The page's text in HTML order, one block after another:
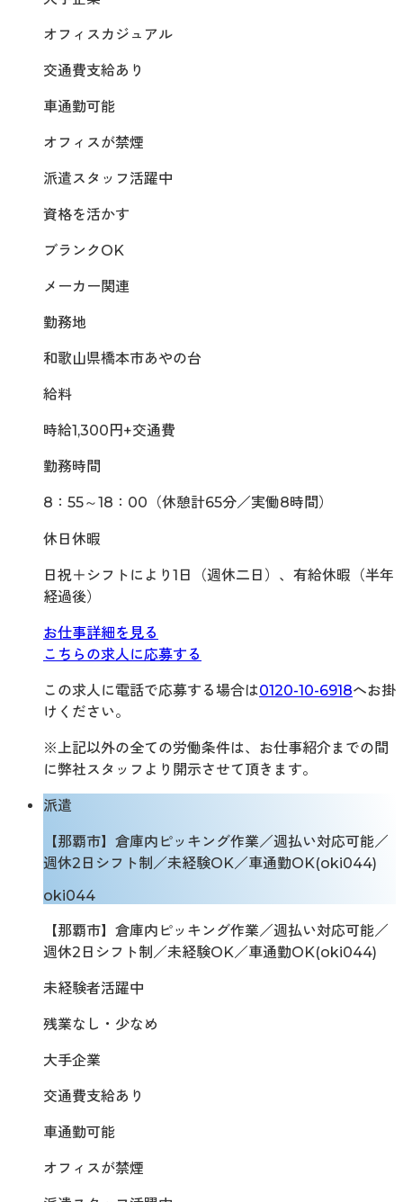
オフィスカジュアル
交通費支給あり
車通勤可能
オフィスが禁煙
派遣スタッフ活躍中
資格を活かす
ブランクOK
メーカー関連
勤務地
和歌山県橋本市あやの台
給料
時給1,300円+交通費
勤務時間
8：55～18：00（休憩計65分／実働8時間）
休日休暇
日祝＋シフトにより1日（週休二日）、有給休暇（半年
経過後）
お仕事詳細を見る
こちらの求人に応募する
この求人に電話で応募する場合は0120-10-6918へお掛
けください。
※上記以外の全ての労働条件は、お仕事紹介までの間
に弊社スタッフより開示させて頂きます。
派遣
【那覇市】倉庫内ピッキング作業／週払い対応可能／
週休2日シフト制／未経験OK／車通勤OK(oki044)
oki044
【那覇市】倉庫内ピッキング作業／週払い対応可能／
週休2日シフト制／未経験OK／車通勤OK(oki044)
未経験者活躍中
残業なし・少なめ
大手企業
交通費支給あり
車通勤可能
オフィスが禁煙